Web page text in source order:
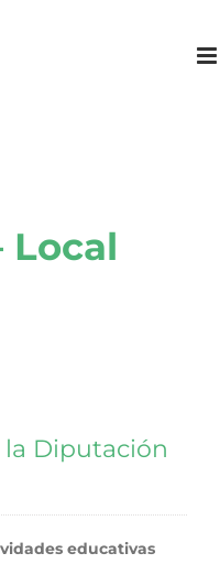
Local
Diputación
educativas